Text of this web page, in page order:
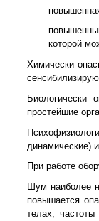
которой
Химически
Биологически
простейшие
динамические)
При работе
Шум наиболее
повышается
телах,